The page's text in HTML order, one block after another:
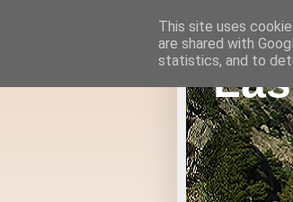
This site uses
are shared with
statistics, and to